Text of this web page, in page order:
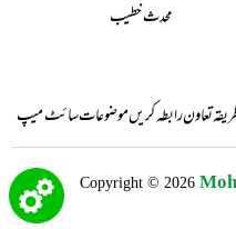
محدث خطیب
تعاونرابطہ کریںموضوعاتسائٹ میپ
Copyright © 2026